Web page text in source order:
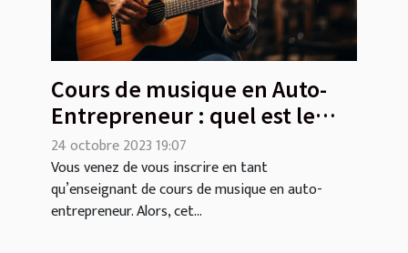
Cours de musique en Auto-
Entrepreneur : quel est le
contenu de l’enseignement ?
24 octobre 2023 19:07
Vous venez de vous inscrire en tant
qu’enseignant de cours de musique en auto-
entrepreneur. Alors, cet...